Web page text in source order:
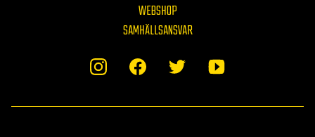
WEBSHOP
SAMHÄLLSANSVAR